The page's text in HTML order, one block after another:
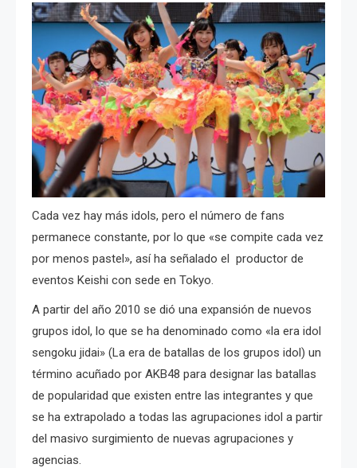
Cada vez hay más idols, pero el número de fans
permanece constante, por lo que «se compite cada vez
por menos pastel», así ha señalado el productor de
eventos Keishi con sede en Tokyo.
A partir del año 2010 se dió una expansión de nuevos
grupos idol, lo que se ha denominado como «la era idol
sengoku jidai» (La era de batallas de los grupos idol) un
término acuñado por AKB48 para designar las batallas
de popularidad que existen entre las integrantes y que
se ha extrapolado a todas las agrupaciones idol a partir
del masivo surgimiento de nuevas agrupaciones y
agencias.